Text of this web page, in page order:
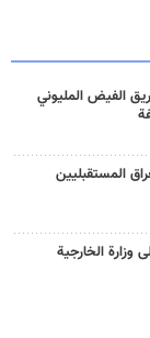
الفيض المليوني
المستقبليين
وزارة الخارجية